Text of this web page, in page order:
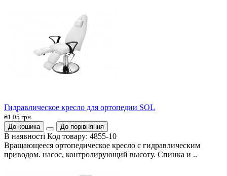
Гидравлическое кресло для ортопедии SOL
₴1.05 грн.
До кошика
До порівняння
В наявності Код товару: 4855-10
Вращающееся ортопедическое кресло с гидравлическим
приводом. насос, контролирующий высоту. Спинка и ..